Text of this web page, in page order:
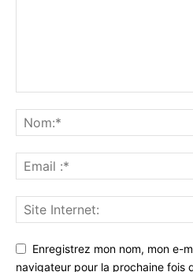
Enregistrez mon nom, mon e-
navigateur pour la prochaine fois